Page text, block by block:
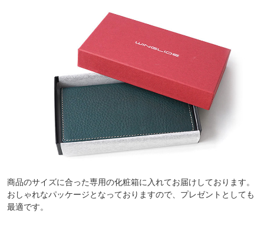
商品のサイズに合った専用の化粧箱に入れてお届けしております。
おしゃれなパッケージとなっておりますので、プレゼントとしても
最適です。